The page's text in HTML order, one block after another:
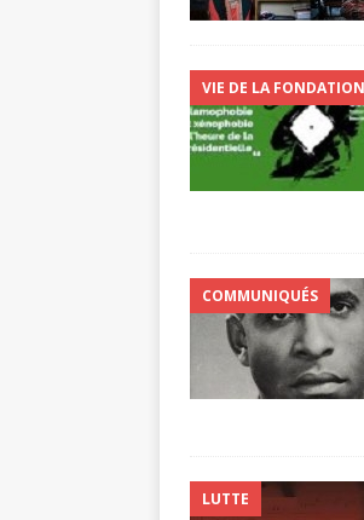
VIE DE LA FONDATION
COMMUNIQUÉS
LUTTE